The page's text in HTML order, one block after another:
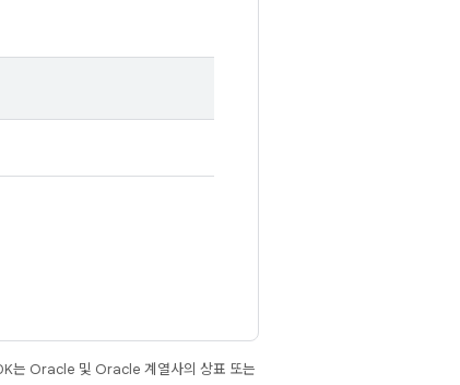
는 Oracle 및 Oracle 계열사의 상표 또는